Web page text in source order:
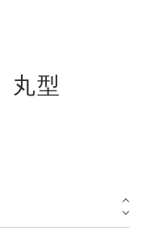
丸型